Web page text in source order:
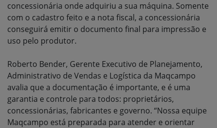
concessionária onde adquiriu a sua máquina. Somente
com o cadastro feito e a nota fiscal, a concessionária
conseguirá emitir o documento final para impressão e
uso pelo produtor.
Roberto Bender, Gerente Executivo de Planejamento,
Administrativo de Vendas e Logística da Maqcampo
avalia que a documentação é importante, e é uma
garantia e controle para todos: proprietários,
concessionárias, fabricantes e governo. “Nossa equipe
Maqcampo está preparada para atender e orientar